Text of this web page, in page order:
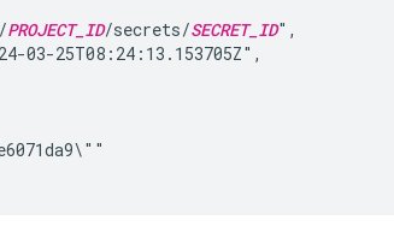
PROJECT_ID/secrets/SECRET_ID",
03-25T08:24:13.153705Z",